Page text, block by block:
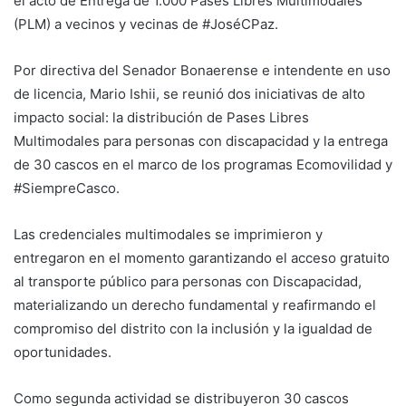
(PLM) a vecinos y vecinas de #JoséCPaz.
Por directiva del Senador Bonaerense e intendente en uso
de licencia, Mario Ishii, se reunió dos iniciativas de alto
impacto social: la distribución de Pases Libres
Multimodales para personas con discapacidad y la entrega
de 30 cascos en el marco de los programas Ecomovilidad y
#SiempreCasco.
Las credenciales multimodales se imprimieron y
entregaron en el momento garantizando el acceso gratuito
al transporte público para personas con Discapacidad,
materializando un derecho fundamental y reafirmando el
compromiso del distrito con la inclusión y la igualdad de
oportunidades.
Como segunda actividad se distribuyeron 30 cascos